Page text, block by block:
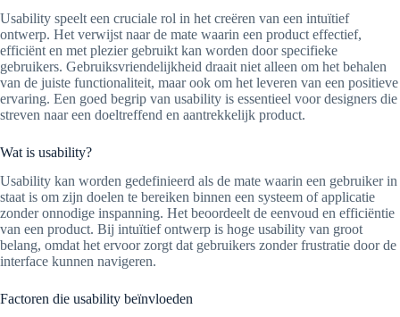
Usability speelt een cruciale rol in het creëren van een intuïtief
ontwerp. Het verwijst naar de mate waarin een product effectief,
efficiënt en met plezier gebruikt kan worden door specifieke
gebruikers. Gebruiksvriendelijkheid draait niet alleen om het behalen
van de juiste functionaliteit, maar ook om het leveren van een positieve
ervaring. Een goed begrip van usability is essentieel voor designers die
streven naar een doeltreffend en aantrekkelijk product.
Wat is usability?
Usability kan worden gedefinieerd als de mate waarin een gebruiker in
staat is om zijn doelen te bereiken binnen een systeem of applicatie
zonder onnodige inspanning. Het beoordeelt de eenvoud en efficiëntie
van een product. Bij intuïtief ontwerp is hoge usability van groot
belang, omdat het ervoor zorgt dat gebruikers zonder frustratie door de
interface kunnen navigeren.
Factoren die usability beïnvloeden